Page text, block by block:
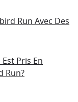
Run Avec Des
Pris En
Run?